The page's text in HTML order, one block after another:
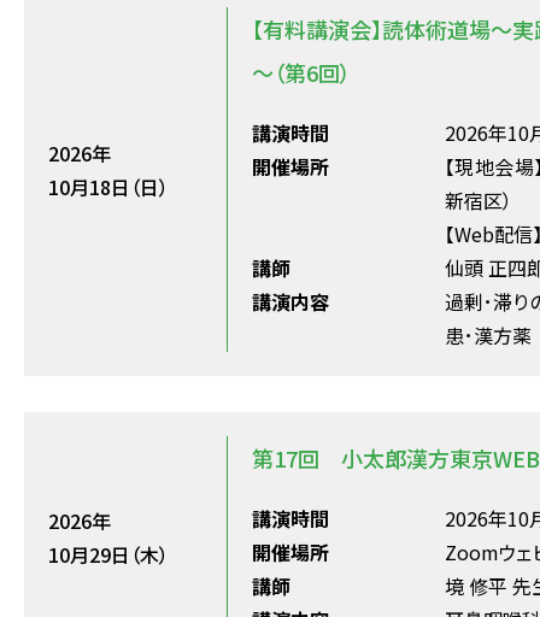
2026年
10月18日（日）
【有料講演会】読体術道場～
～（第6回）
講演時間
2026年10
開催場所
【現地会
新宿区）
【Web配
講師
仙頭 正四
講演内容
過剰･滞り
患･漢方薬
2026年
10月29日（木）
第17回 小太郎漢方東京
講演時間
2026年10
開催場所
Zoomウェ
講師
境 修平 先